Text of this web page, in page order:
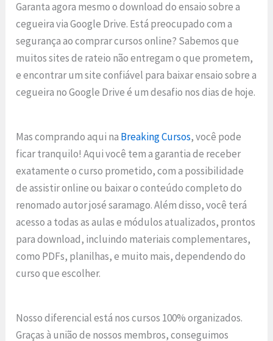
Garanta agora mesmo o download do ensaio sobre a
cegueira via Google Drive. Está preocupado com a
segurança ao comprar cursos online? Sabemos que
muitos sites de rateio não entregam o que prometem,
e encontrar um site confiável para baixar ensaio sobre a
cegueira no Google Drive é um desafio nos dias de hoje.
Mas comprando aqui na Breaking Cursos, você pode
ficar tranquilo! Aqui você tem a garantia de receber
exatamente o curso prometido, com a possibilidade
de assistir online ou baixar o conteúdo completo do
renomado autor josé saramago. Além disso, você terá
acesso a todas as aulas e módulos atualizados, prontos
para download, incluindo materiais complementares,
como PDFs, planilhas, e muito mais, dependendo do
curso que escolher.
Nosso diferencial está nos cursos 100% organizados.
Graças à união de nossos membros, conseguimos